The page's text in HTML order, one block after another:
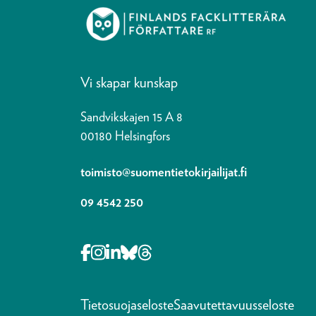
Vi skapar kunskap
Sandvikskajen 15 A 8
00180 Helsingfors
toimisto@suomentietokirjailijat.fi
09 4542 250
Opens in a new tab Facebook-f
Opens in a new tab Instagram
Opens in a new tab Linkedin-in
Opens in a new tab Bluesky
TietosuojaselosteSaavutettavuusseloste